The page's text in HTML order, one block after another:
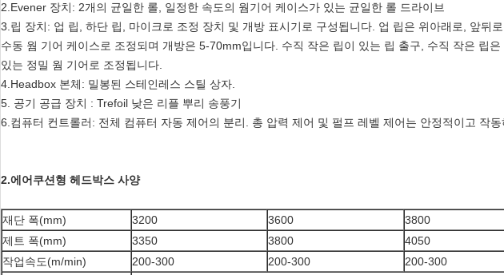
2.Evener 장치: 2개의 균일한 롤, 일정한 속도의 웜기어 케이스가 있는 균일한 롤 드라이브
3.립 장치: 업 립, 하단 립, 마이크로 조정 장치 및 개방 표시기로 구성됩니다. 업 립은 위아래로, 앞뒤
수동 웜 기어 케이스로 조정되며 개방은 5-70mm입니다. 수직 작은 립이 있는 립 출구, 수직 작은 립
있는 정밀 웜 기어로 조정됩니다.
4.Headbox 본체: 밀봉된 스테인레스 스틸 상자.
5. 공기 공급 장치 : Trefoil 낮은 리플 뿌리 송풍기
6.컴퓨터 컨트롤러: 전체 컴퓨터 자동 제어의 분리. 총 압력 제어 및 펄프 레벨 제어는 안정적이고 작동
2.에어쿠션형 헤드박스 사양
재단 폭(mm) 3200 3600
3800
제트 폭(mm)
3350 3800
4050
작업속도(m/min)
200-300 200-300
200-300